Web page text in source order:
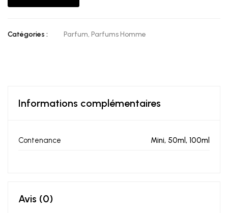
Catégories : Parfum, Parfums Homme
Informations complémentaires
Contenance Mini, 50ml, 100ml
Avis (0)